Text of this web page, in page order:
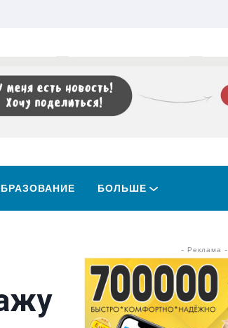
БОЛЬШЕ
- Реклама -